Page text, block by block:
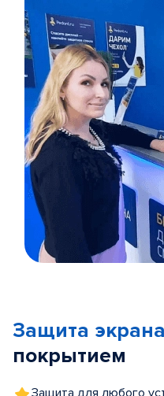
5
Защита экрана
покрытием
Защита для любого